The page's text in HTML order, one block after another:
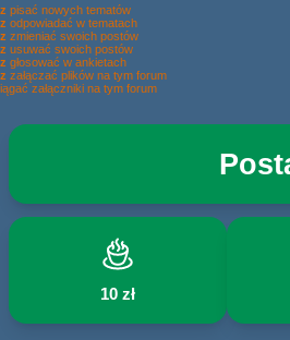
pisać nowych tematów
odpowiadać w tematach
zmieniać swoich postów
usuwać swoich postów
głosować w ankietach
załączać plików na tym forum
załączniki na tym forum
10 zł